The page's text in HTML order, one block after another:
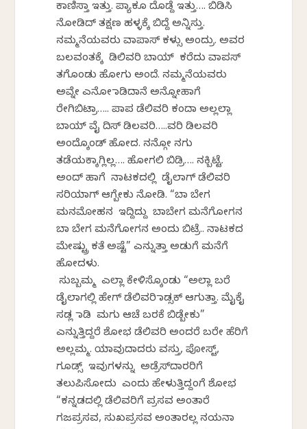
ಕಾಣಿಸ್ತಾ ಇತ್ತು. ಪ್ಯಾಕೂ ದೊಡ್ದೆ ಇತ್ತು…. ಬಿಡಿಸಿ
ನೋಡಿದ್ ತಕ್ಷಣ ಹಳ್ಳಕ್ಕೆ ಬಿದ್ದೆ ಅನ್ನಿಸ್ತು.
ನಮ್ಮನೆಯವರು ವಾಪಾಸ್ ಕಳ್ಸು ಅಂದ್ರು. ಅವರ
ಬಲವಂತಕ್ಕೆ ಡಿಲಿವರಿ ಬಾಯ್ ಕರೆದು ವಾಪಸ್
ತಗೊಂಡು ಹೋಗು ಅಂದೆ. ನಮ್ಮನೆಯವರು
ಅವ್ನೇ ಎನೋ ಮಾಡಿದಾನೆ ಅನ್ನೋಹಾಗೆ
ರೇಗಿಬಿಟ್ರಾ….. ಪಾಪ ಡೆಲಿವರಿ ಕಂದಾ ಅಲ್ಲಲ್ಲಾ
ಬಾಯ್ ವೈ ದಿಸ್ ಡಿಲವರಿ…..ವರಿ ಡಿಲವರಿ
ಅಂದ್ಕೊಂಡ್ ಹೋದ. ನನ್ಗೋ ನಗು
ತಡೆಯಕ್ಕಾಗ್ಲಿಲ್ಲ…. ಹೋಗಲಿ ಬಿಡ್ರಿ…. ನಕ್ಬಿಟ್ಟೆ.
ಅಂದ್ ಹಾಗೆ ನಾಟಕದಲ್ಲಿ ಡೈಲಾಗ್ ಡೆಲಿವರಿ
ಸರಿಯಾಗ್ ಆಗ್ಬೇಕು ನೋಡಿ. “ಬಾ ಬೇಗ
ಮನಮೋಹನ ಇದ್ದಿದ್ದು ಬಾಬೇಗ ಮನೆಗೋಗನ
ಬಾ ಬೇಗ ಮನೆಗೋಗನ ಅಂದು ಬಿಟ್ರೆ.. ನಾಟಕದ
ಮೇಷ್ಟ್ರು ಕತೆ ಅಷ್ಟೆ” ಎನ್ನುತ್ತಾ ಅಡುಗೆ ಮನೆಗೆ
ಹೋದಳು.
ಸುಬ್ಬಮ್ಮ ಎಲ್ಲಾ ಕೇಳಿಸ್ಕೊಂಡು “ಅಲ್ಲಾ ಬರೆ
ಡೈಲಾಗಲ್ಲಿ ಹೇಗ್ ಡೆಲಿವರಿ ಮಾಡ್ಸಕ್ ಆಗುತ್ತಾ. ಮೈಕೈ
ಸಡ್ಲ ಮಾಡಿ ಮಗು ಆಚೆ ಬರಕೆ ಬಿಡ್ಬೇಕು”
ಎನ್ನುತ್ತಿದ್ದರೆ ಶೋಭ ಡೆಲಿವರಿ ಅಂದರೆ ಬರೇ ಹೆರಿಗೆ
ಅಲ್ಲಮ್ಮ. ಯಾವುದಾದರು ವಸ್ತು, ಪೋಸ್ಟ್,
ಗೂಡ್ಸ್ ಇವುಗಳನ್ನು ಅಡ್ರೆಸ್‌ದಾರರಿಗೆ
ತಲುಪಿಸೋದು ಎಂದು ಹೇಳುತ್ತಿದ್ದಂಗೆ ಶೋಭ
“ಕನ್ನಡದಲ್ಲಿ ಡೆಲಿವರಿಗೆ ಪ್ರಸವ ಅಂತಾರೆ
ಗಜಪ್ರಸವ, ಸುಖಪ್ರಸವ ಅಂತಾರಲ್ಲ ನಯನಾ